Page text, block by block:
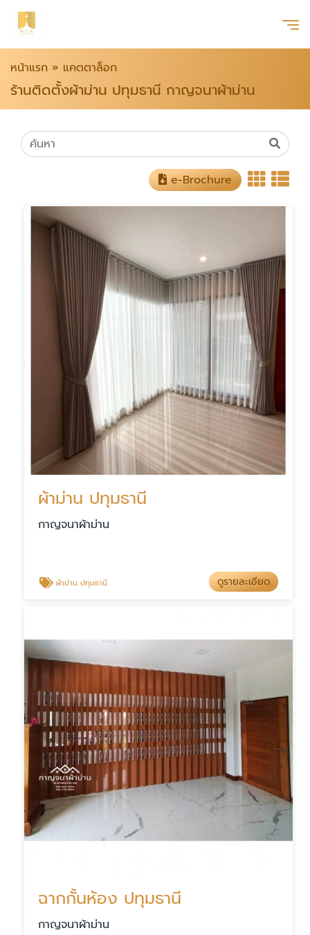
หน้าแรก » แคตตาล็อก
ร้านติดตั้งผ้าม่าน ปทุมธานี กาญจนาผ้าม่าน
e-Brochure
ผ้าม่าน ปทุมธานี
กาญจนาผ้าม่าน
ผ้าม่าน ปทุมธานี ดูรายละเอียด
ฉากกั้นห้อง ปทุมธานี
กาญจนาผ้าม่าน